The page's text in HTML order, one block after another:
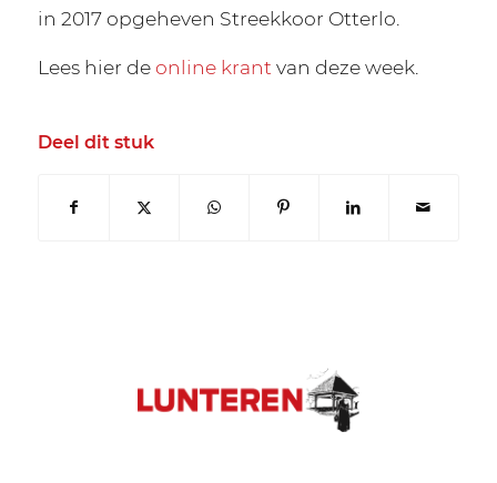
in 2017 opgeheven Streekkoor Otterlo.
Lees hier deonline krant van deze week.
Deel dit stuk